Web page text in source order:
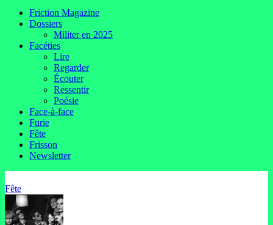
Friction Magazine
Dossiers
Militer en 2025
Facéties
Lire
Regarder
Écouter
Ressentir
Poésie
Face-à-face
Furie
Fête
Frisson
Newsletter
Fête